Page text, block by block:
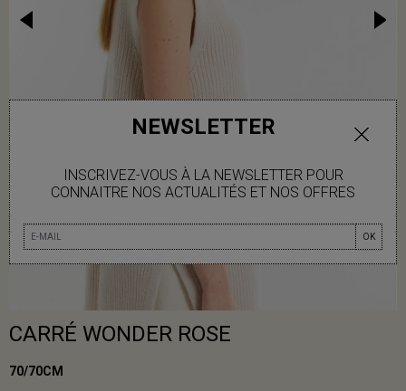
NEWSLETTER
INSCRIVEZ-VOUS À LA NEWSLETTER POUR
CONNAITRE NOS ACTUALITÉS ET NOS OFFRES
OK
CARRÉ WONDER ROSE
70/70CM